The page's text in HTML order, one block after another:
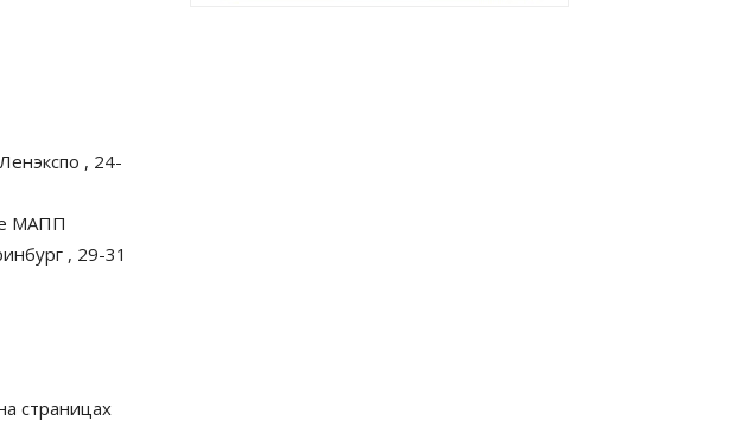
, 24-
МАПП
, 29-31
страницах